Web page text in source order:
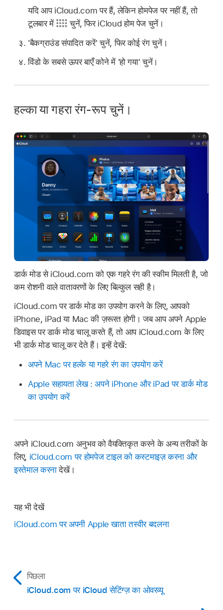
यदि आप iCloud.com पर हैं, लेकिन होमपेज पर नहीं हैं, तो
टूलबार में
चुनें, फिर iCloud होम पेज चुनें।
'बैकग्राउंड संपादित करें' चुनें, फिर कोई रंग चुनें।
विंडो के सबसे ऊपर बाएँ कोने में 'हो गया' चुनें।
हल्का या गहरा रंग-रूप चुनें।
डार्क मोड से iCloud.com को एक गहरे रंग की स्कीम मिलती है, जो
कम रोशनी वाले वातावरणों के लिए बिल्कुल सही है।
iCloud.com पर डार्क मोड का उपयोग करने के लिए, आपको
iPhone, iPad या Mac की ज़रूरत होगी। जब आप अपने Apple
डिवाइस पर डार्क मोड चालू करते हैं, तो आप iCloud.com के लिए
भी डार्क मोड चालू कर देते हैं। इन्हें देखें:
अपने Mac पर हल्के या गहरे रंग का उपयोग करें
Apple सहायता लेख : अपने iPhone और iPad पर डार्क मोड
का उपयोग करें
अपने iCloud.com अनुभव को वैयक्तिकृत करने के अन्य तरीकों के
लिए, iCloud.com पर होमपेज टाइल को कस्टमाइज़ करना और
इस्तेमाल करनादेखें।
यह भी देखें
iCloud.com पर अपनी Apple खाता तस्वीर बदलना
पिछला
iCloud.com पर iCloud सेटिंग्ज़ का ओवरव्यू